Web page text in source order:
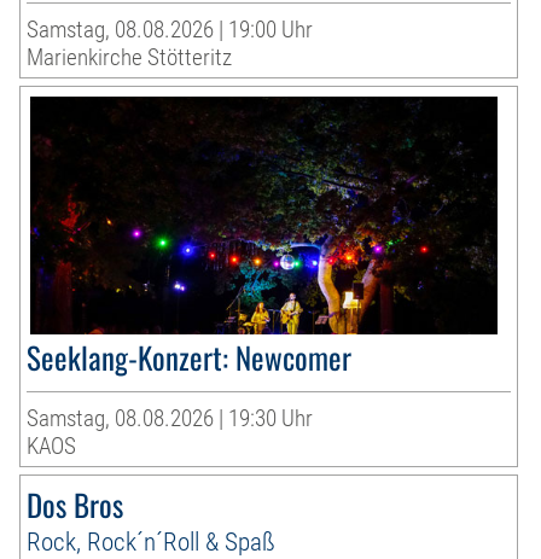
Samstag, 08.08.2026 | 19:00 Uhr
Marienkirche Stötteritz
Seeklang-Konzert: Newcomer
Samstag, 08.08.2026 | 19:30 Uhr
KAOS
Dos Bros
Rock, Rock´n´Roll & Spaß